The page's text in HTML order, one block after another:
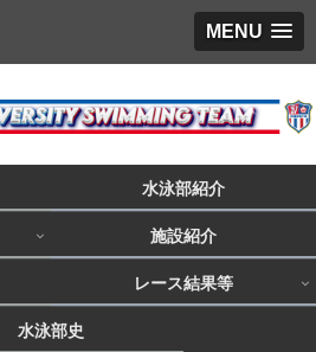
MENU
水泳部紹介
施設紹介
レース結果等
水泳部史